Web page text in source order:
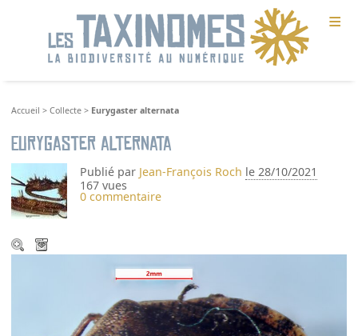
≡
Accueil >Collecte > Eurygaster alternata
Eurygaster alternata
Publié par Jean-François Roch le 28/10/2021
167 vues
0 commentaire